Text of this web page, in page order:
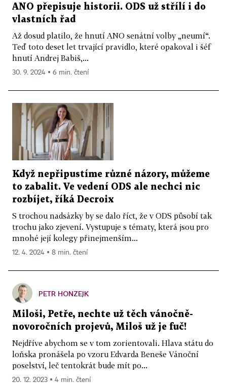
ANO přepisuje historii. ODS už střílí i do
vlastních řad
Až dosud platilo, že hnutí ANO senátní volby „neumí“.
Teď toto deset let trvající pravidlo, které opakoval i šéf
hnutí Andrej Babiš,...
30. 9. 2024 ▪ 6 min. čtení
Když nepřipustíme různé názory, můžeme
to zabalit. Ve vedení ODS ale nechci nic
rozbíjet, říká Decroix
S trochou nadsázky by se dalo říct, že v ODS působí tak
trochu jako zjevení. Vystupuje s tématy, která jsou pro
mnohé její kolegy přinejmenším...
12. 4. 2024 ▪ 8 min. čtení
PETR HONZEJK
Miloši, Petře, nechte už těch vánočně-
novoročních projevů, Miloš už je fuč!
Nejdříve abychom se v tom zorientovali. Hlava státu do
loňska pronášela po vzoru Edvarda Beneše Vánoční
poselství, leč tentokrát bude mít po...
20. 12. 2023 ▪ 4 min. čtení